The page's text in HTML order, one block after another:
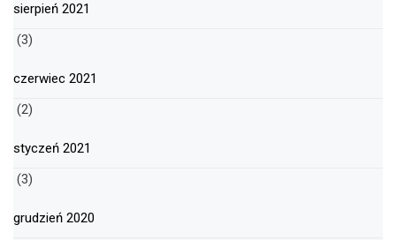
sierpień 2021
(3)
czerwiec 2021
(2)
styczeń 2021
(3)
grudzień 2020